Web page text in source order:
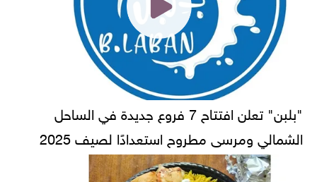
"بلبن" تعلن افتتاح 7 فروع جديدة في الساحل
الشمالي ومرسى مطروح استعدادًا لصيف 2025